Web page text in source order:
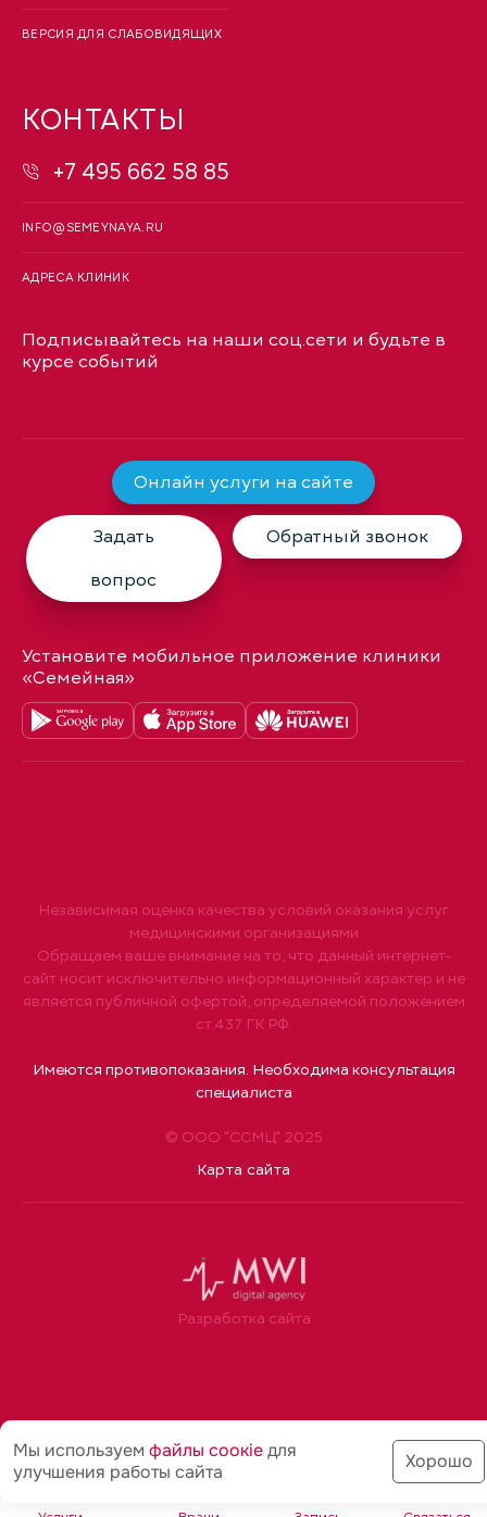
ВЕРСИЯ ДЛЯ СЛАБОВИДЯЩИХ
КОНТАКТЫ
+7 495 662 58 85
INFO@SEMEYNAYA.RU
АДРЕСА КЛИНИК
Подписывайтесь на наши соц.сети и будьте в
курсе событий
Онлайн услуги на сайте
Задать
вопрос
Обратный звонок
Установите мобильное приложение клиники
«Семейная»
© ООО "ССМЦ" 2025
Карта сайта
Независимая оценка качества условий оказания услуг
медицинскими организациями
Обращаем ваше внимание на то, что данный интернет-
сайт носит исключительно информационный характер и не
является публичной офертой, определяемой положением
ст.437 ГК РФ.
Имеются противопоказания. Необходима консультация
специалиста
Разработка сайта
Мы используем файлы соoкіедля
улучшения работы сайта
Хорошо